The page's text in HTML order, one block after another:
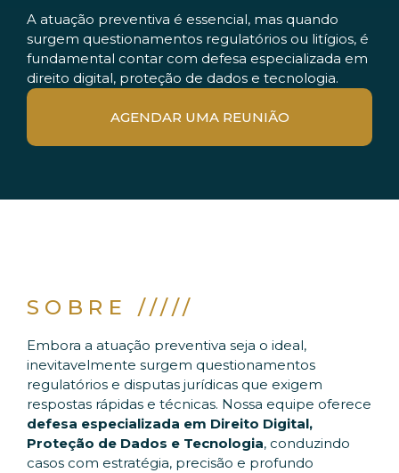
A atuação preventiva é essencial, mas quando
surgem questionamentos regulatórios ou litígios, é
fundamental contar com defesa especializada em
direito digital, proteção de dados e tecnologia.
AGENDAR UMA REUNIÃO
SOBRE /////
Embora a atuação preventiva seja o ideal,
inevitavelmente surgem questionamentos
regulatórios e disputas jurídicas que exigem
respostas rápidas e técnicas. Nossa equipe oferece
defesa especializada em Direito Digital,
Proteção de Dados e Tecnologia, conduzindo
casos com estratégia, precisão e profundo